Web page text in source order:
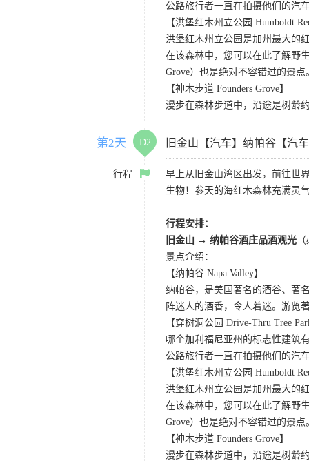
公路旅行者一直在拍摄他们的汽
【洪堡红木州立公园 Humboldt
洪堡红木州立公园是加州最大的
在该森林中，您可以在此了解野
Grove）也是绝对不容错过的景点
【神木步道 Founders Grove】
漫步在森林步道中，沿途是树龄
第2天 D2 旧金山【汽车】纳帕谷【汽
行程
早上从旧金山湾区出发，前往世
生物！参天的海红木森林充满灵
行程安排：
旧金山 → 纳帕谷酒庄品酒观光
景点介绍：
【纳帕谷 Napa Valley】
纳帕谷，是美国著名的酒谷、著
阵迷人的酒香，令人着迷。游览
【穿树洞公园 Drive-Thru Tree
哪个加利福尼亚州的标志性建筑
公路旅行者一直在拍摄他们的汽
【洪堡红木州立公园 Humboldt
洪堡红木州立公园是加州最大的
在该森林中，您可以在此了解野
Grove）也是绝对不容错过的景点
【神木步道 Founders Grove】
漫步在森林步道中，沿途是树龄